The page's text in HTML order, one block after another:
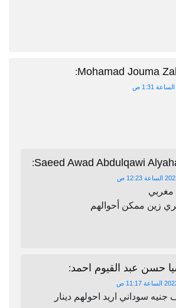
Mohamad Jouma
:
Saeed Awad Abdulqawi
:
زين ممكن أحوالهم
حسن عبد القيوم احمد:
١٠٠٠٠ الف جنيه سوداني اريد احولهم دينار